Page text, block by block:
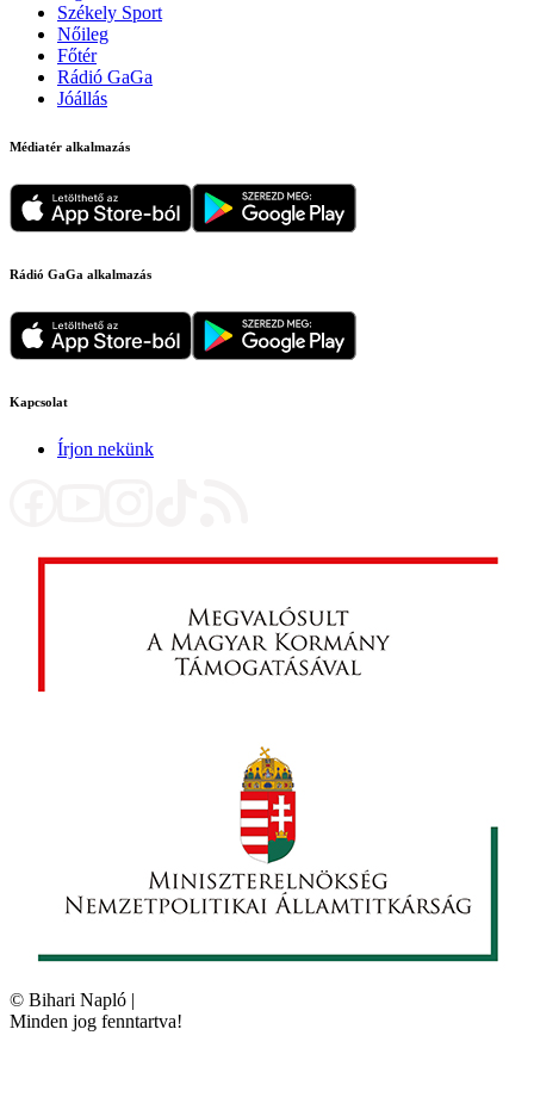
Székely Sport
Nőileg
Főtér
Rádió GaGa
Jóállás
Médiatér alkalmazás
Rádió GaGa alkalmazás
Kapcsolat
Írjon nekünk
© Bihari Napló |
Minden jog fenntartva!